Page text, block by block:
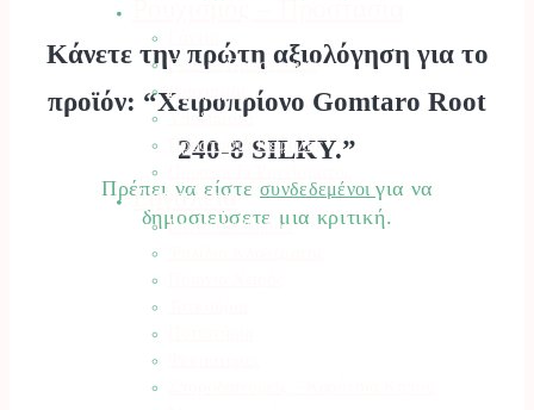
Κάνετε την πρώτη αξιολόγηση για το
προϊόν: “Χειροπρίονο Gomtaro Root
240-8 SILKY.”
Πρέπει να είστεσυνδεδεμένοι για να
δημοσιεύσετε μια κριτική.
Ρουχισμός – Προστασία
Γυαλιά Προστασίας
Ρουχισμός
Υποδήματα
Προστασία Κεφαλής
Εργαλεία
Εργαλεία Κήπου